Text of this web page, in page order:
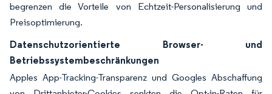
begrenzen die Vorteile von Echtzeit-Personalisierung und
Preisoptimierung.
Datenschutzorientierte Browser- und
Betriebssystembeschränkungen
Apples App-Tracking-Transparenz und Googles Abschaffung